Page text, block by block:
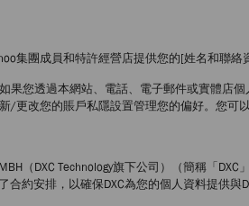
集團成員和特許經營店提供您的[姓名和聯
果您透過本網站、電話、電子郵件或實體店
更改您的賬戶私隱設置管理您的偏好。您可以
（DXC Technology旗下公司）（簡稱「
合約安排，以確保DXC為您的個人資料提供與